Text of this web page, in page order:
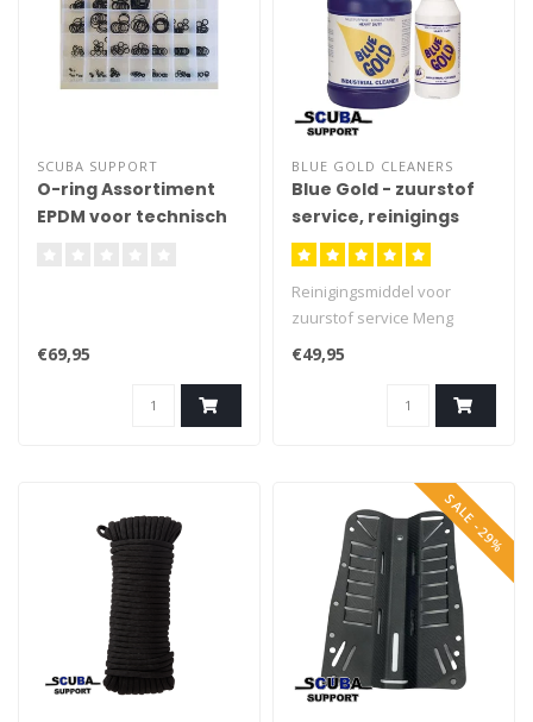
SCUBA SUPPORT
O-ring Assortiment
EPDM voor technisch
€69,95
BLUE GOLD CLEANERS
Blue Gold - zuurstof
service, reinigings
vloeistof
Reinigingsmiddel voor
zuurstof service Meng
verhouding 3% tot 5% Ideaal
voor in ultrasoon bad
€49,95
SALE -29%